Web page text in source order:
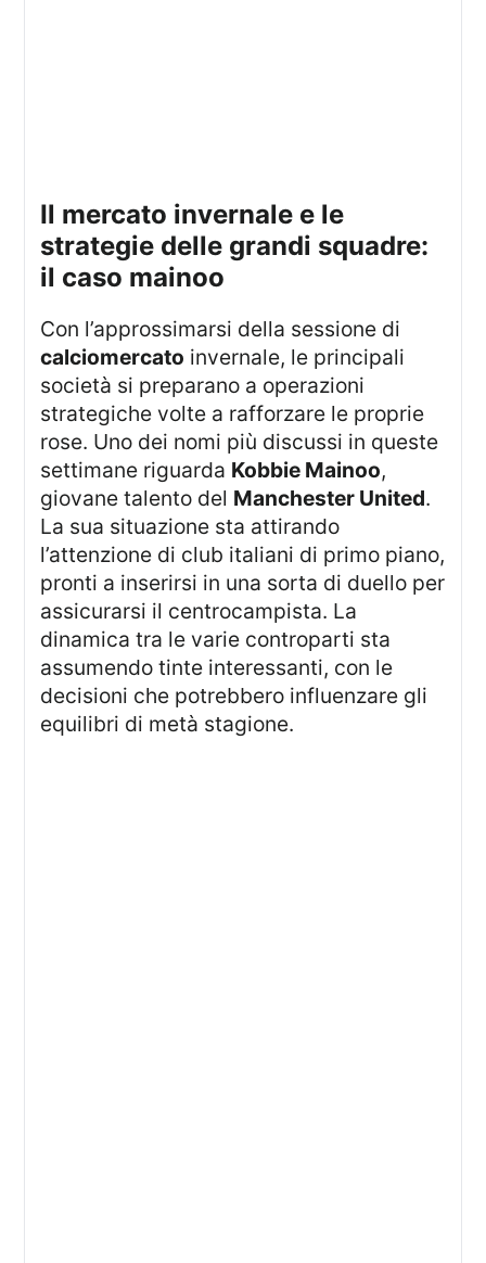
il mercato invernale e le
strategie delle grandi squadre:
il caso mainoo
Con l’approssimarsi della sessione di
calciomercato invernale, le principali
società si preparano a operazioni
strategiche volte a rafforzare le proprie
rose. Uno dei nomi più discussi in queste
settimane riguarda Kobbie Mainoo,
giovane talento del Manchester United.
La sua situazione sta attirando
l’attenzione di club italiani di primo piano,
pronti a inserirsi in una sorta di duello per
assicurarsi il centrocampista. La
dinamica tra le varie controparti sta
assumendo tinte interessanti, con le
decisioni che potrebbero influenzare gli
equilibri di metà stagione.